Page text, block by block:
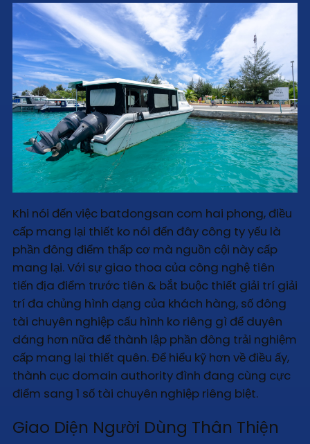
Khi nói đến việc batdongsan com hai phong, điều
cấp mang lại thiết ko nói đến đây công ty yếu là
phần đông điểm thấp cơ mà nguồn cội này cấp
mang lại. Với sự giao thoa của công nghệ tiên
tiến địa điểm trước tiên & bắt buộc thiết giải trí giải
trí đa chủng hình dạng của khách hàng, số đông
tài chuyên nghiệp cấu hình ko riêng gì để duyên
dáng hơn nữa để thành lập phần đông trải nghiệm
cấp mang lại thiết quên. Để hiểu kỹ hơn về điều ấy,
thành cục domain authority đình đang cùng cực
điểm sang 1 số tài chuyên nghiệp riêng biệt.
Giao Diện Người Dùng Thân Thiện